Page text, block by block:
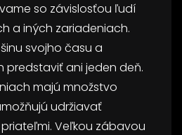
so závislosťou ľudí
a iných zariadeniach.
svojho času a
predstaviť ani jeden deň.
majú množstvo
udržiavať
Veľkou zábavou